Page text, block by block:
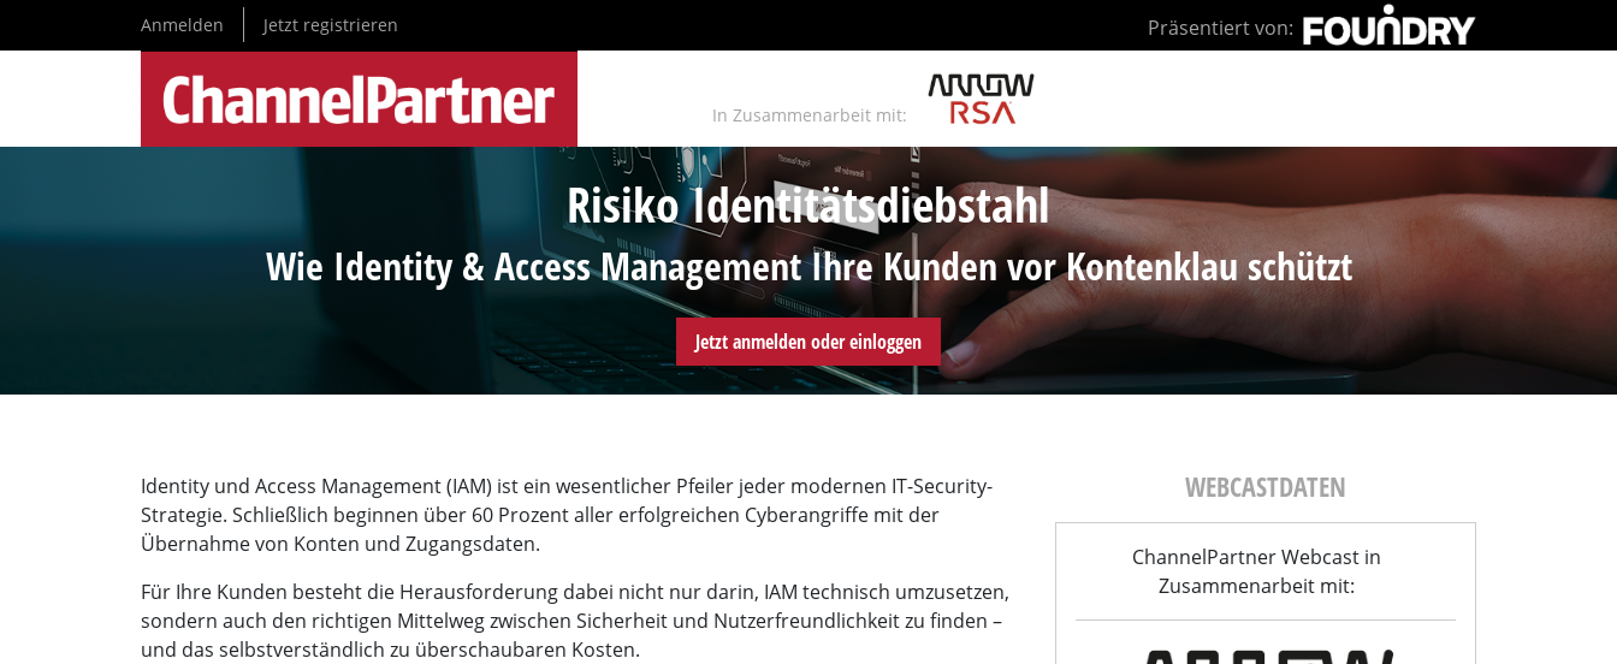
Anmelden Jetzt registrieren Präsentiert von:
In Zusammenarbeit mit:
Risiko Identitätsdiebstahl
Wie Identity & Access Management Ihre Kunden vor Kontenklau schützt
Jetzt anmelden oder einloggen
Identity und Access Management (IAM) ist ein wesentlicher Pfeiler jeder modernen IT-Security-
Strategie. Schließlich beginnen über 60 Prozent aller erfolgreichen Cyberangriffe mit der
Übernahme von Konten und Zugangsdaten.
Für Ihre Kunden besteht die Herausforderung dabei nicht nur darin, IAM technisch umzusetzen,
sondern auch den richtigen Mittelweg zwischen Sicherheit und Nutzerfreundlichkeit zu finden –
und das selbstverständlich zu überschaubaren Kosten.
WEBCASTDATEN
ChannelPartner Webcast in
Zusammenarbeit mit: